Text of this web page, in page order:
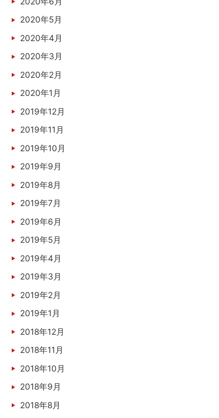
2020年5月
2020年4月
2020年3月
2020年2月
2020年1月
2019年12月
2019年11月
2019年10月
2019年9月
2019年8月
2019年7月
2019年6月
2019年5月
2019年4月
2019年3月
2019年2月
2019年1月
2018年12月
2018年11月
2018年10月
2018年9月
2018年8月